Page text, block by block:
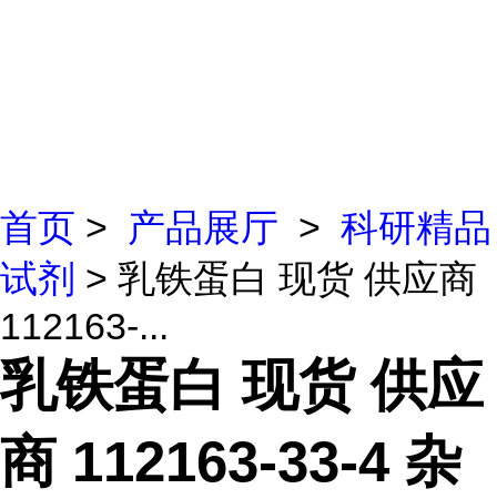
首页 > 产品展厅 > 科研精品
试剂 > 乳铁蛋白 现货 供应商
112163-...
乳铁蛋白 现货 供应
商 112163-33-4 杂